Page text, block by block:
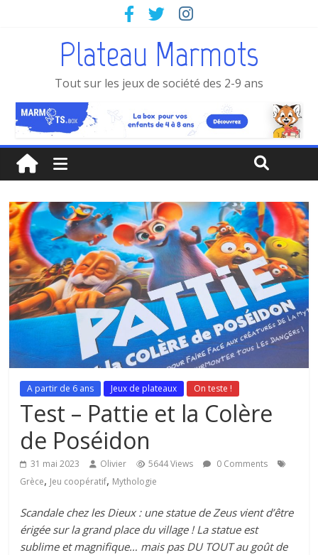
Plateau Marmots
Tout sur les jeux de société des 2-9 ans
A partir de 6 ans Jeux de plateaux On teste !
Test – Pattie et la Colère
de Poséidon
31 mai 2023 Olivier 5644 Views
0 Comments
Grèce, Jeu coopératif, Mythologie
Scandale chez les Dieux : une statue de Zeus vient d’être
érigée sur la grand place du village ! La statue est
sublime et magnifique… mais pas DU TOUT au goût de